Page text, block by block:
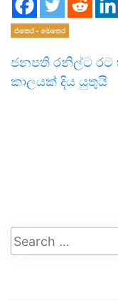
එතෙර - මෙතෙර
ජනපති රනිල්ට රට
කාලයක් දිය යුතුයි